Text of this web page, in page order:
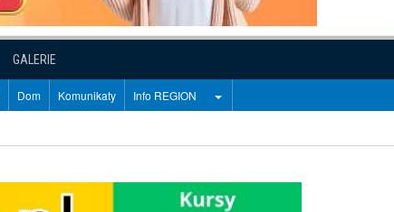
GALERIE
Dom Komunikaty Info REGION